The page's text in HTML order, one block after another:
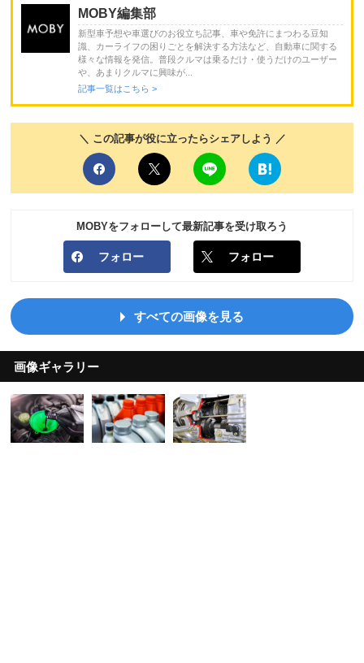
MOBY編集部
新型車予想や車選びのお役立ち記事、車や免許にまつわる豆知
識、カーライフの困りごとを解決する方法など、自動車に関する
様々な情報を発信。普段クルマは乗るだけ・使うだけのユーザー
や、あまりクルマに興味が...
記事一覧はこちら >
＼ この記事が役に立ったらシェアしよう ／
MOBYをフォローして最新記事を受け取ろう
フォロー フォロー
すべての画像を見る
画像ギャラリー